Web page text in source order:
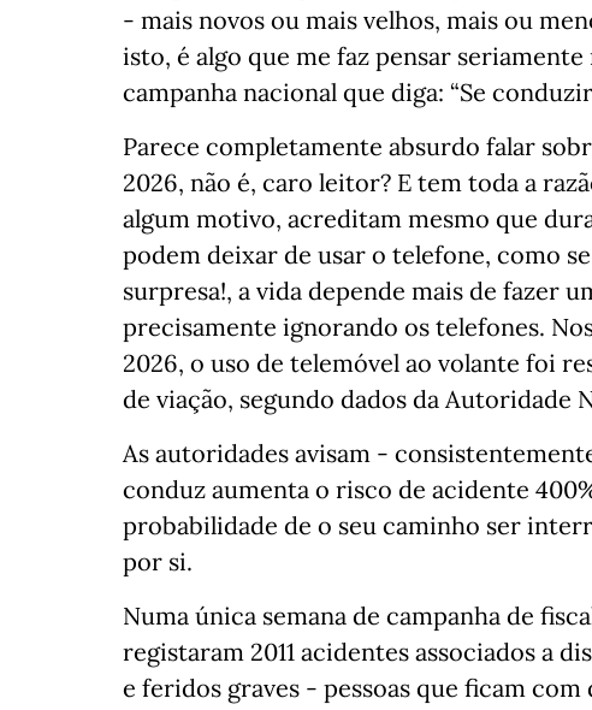
- mais novos ou mais velhos, mais ou
isto, é algo que me faz pensar
campanha nacional que diga: “Se
Parece completamente absurdo falar
2026, não é, caro leitor? E tem toda a
algum motivo, acreditam mesmo que
podem deixar de usar o telefone, como
surpresa!, a vida depende mais de fazer
precisamente ignorando os telefones.
2026, o uso de telemóvel ao volante foi
de viação, segundo dados da Autoridade
As autoridades avisam -
conduz aumenta o risco de acidente
probabilidade de o seu caminho ser
por si.
Numa única semana de campanha de
registaram 2011 acidentes associados a
e feridos graves - pessoas que ficam com